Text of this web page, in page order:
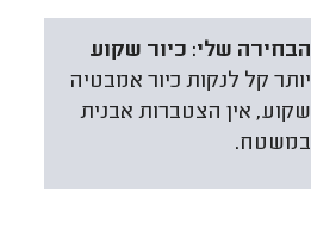
הבחירה שלי: כיור שקוע
יותר קל לנקות כיור אמבטיה
שקוע, אין הצטברות אבנית
במשטח.